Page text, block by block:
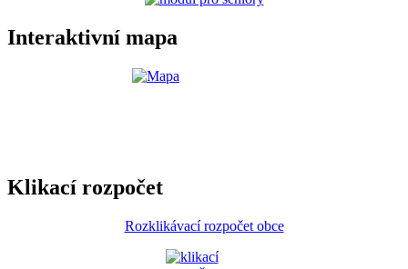
Interaktivní mapa
Klikací rozpočet
Rozklikávací rozpočet obce